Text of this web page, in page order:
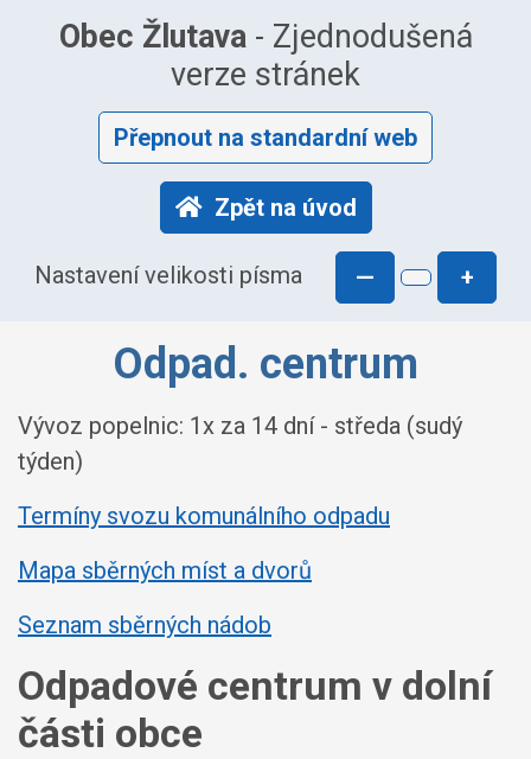
Obec Žlutava- Zjednodušená
verze stránek
Přepnout na standardní web
Zpět na úvod
Nastavení velikosti písma — +
Odpad. centrum
Vývoz popelnic: 1x za 14 dní - středa (sudý
týden)
Termíny svozu komunálního odpadu
Mapa sběrných míst a dvorů
Seznam sběrných nádob
Odpadové centrum v dolní
části obce